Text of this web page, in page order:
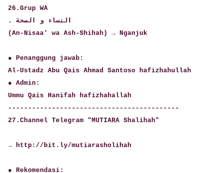
26.Grup WA
. النساء و الصحة
(An-Nisaa' wa Ash-Shihah) → Nganjuk
● Penanggung jawab:
Al-Ustadz Abu Qais Ahmad Santoso hafizhahullah
● Admin:
Ummu Qais Hanifah hafizhahallah
-------------------------------------------
27.Channel Telegram "MUTIARA Shalihah"
→ http://bit.ly/mutiarasholihah
● Rekomendasi: